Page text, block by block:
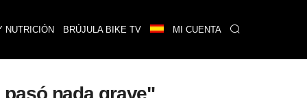
NUTRICIÓN BRÚJULA BIKE TV MI CUENTA
nada grave"